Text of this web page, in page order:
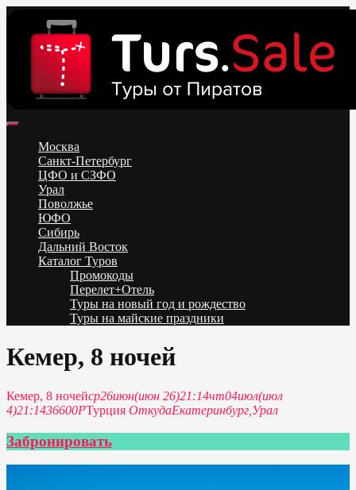
content
Низкие цены на путевки 3-7-10 ночей все включено, отдых на
море. Распродажа экскурсионных и горнолыжных туров.
Обновление каждый день. Официальный сайт Тур Сейл
Москва
Санкт-Петербург
ЦФО и СЗФО
Урал
Поволжье
ЮФО
Сибирь
Дальний Восток
Каталог Туров
Промокоды
Перелет+Отель
Туры на новый год и рождество
Туры на майские праздники
Кемер, 8 ночей
Кемер, 8 ночейср26июн(июн 26)21:14чт04июл(июл
4)21:1436600РТурция ОткудаЕкатеринбург, Урал
Забронировать